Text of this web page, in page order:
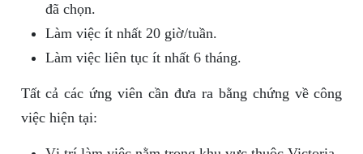
đã chọn.
Làm việc ít nhất 20 giờ/tuần.
Làm việc liên tục ít nhất 6 tháng.
Tất cả các ứng viên cần đưa ra bằng chứng về công
việc hiện tại: